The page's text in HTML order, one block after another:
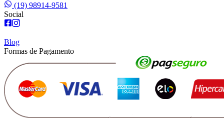
(19) 98914-9581
Social
Blog
Formas de Pagamento